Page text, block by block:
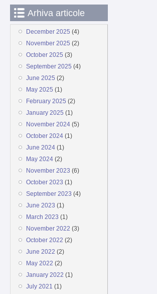
Arhiva articole
December 2025 (4)
November 2025 (2)
October 2025 (3)
September 2025 (4)
June 2025 (2)
May 2025 (1)
February 2025 (2)
January 2025 (1)
November 2024(5)
October 2024(1)
June 2024(1)
May 2024(2)
November 2023 (6)
October 2023 (1)
September 2023 (4)
June 2023 (1)
March 2023 (1)
November 2022 (3)
October 2022 (2)
June 2022 (2)
May 2022 (2)
January 2022 (1)
July 2021 (1)